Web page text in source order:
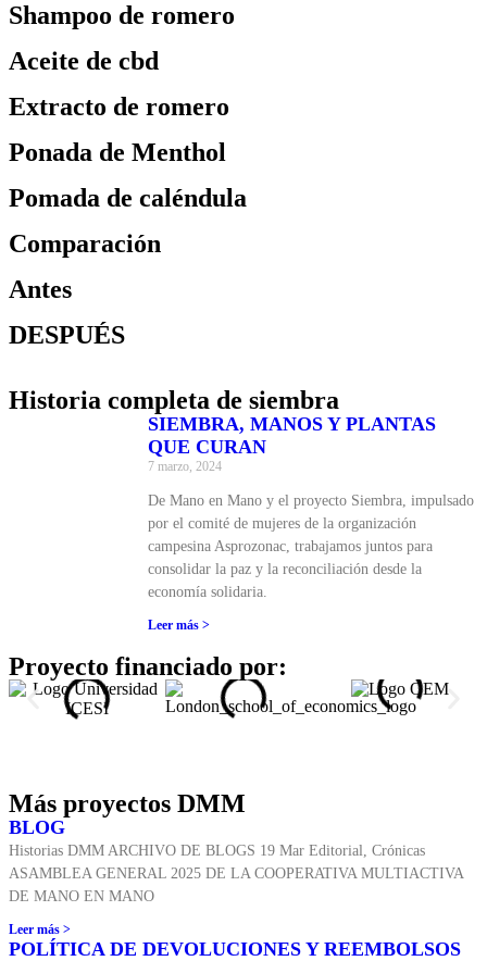
Shampoo de romero
Aceite de cbd
Extracto de romero
Ponada de Menthol
Pomada de caléndula
Comparación
Antes
DESPUÉS
Historia completa de siembra
SIEMBRA, MANOS Y PLANTAS
QUE CURAN
7 marzo, 2024
De Mano en Mano y el proyecto Siembra, impulsado
por el comité de mujeres de la organización
campesina Asprozonac, trabajamos juntos para
consolidar la paz y la reconciliación desde la
economía solidaria.
Leer más >
Proyecto financiado por:
Más proyectos DMM
BLOG
Historias DMM ARCHIVO DE BLOGS 19 Mar Editorial, Crónicas
ASAMBLEA GENERAL 2025 DE LA COOPERATIVA MULTIACTIVA
DE MANO EN MANO
Leer más >
POLÍTICA DE DEVOLUCIONES Y REEMBOLSOS